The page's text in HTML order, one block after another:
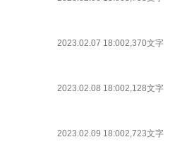
2023.02.07 18:002,370文字
2023.02.08 18:002,128文字
2023.02.09 18:002,723文字